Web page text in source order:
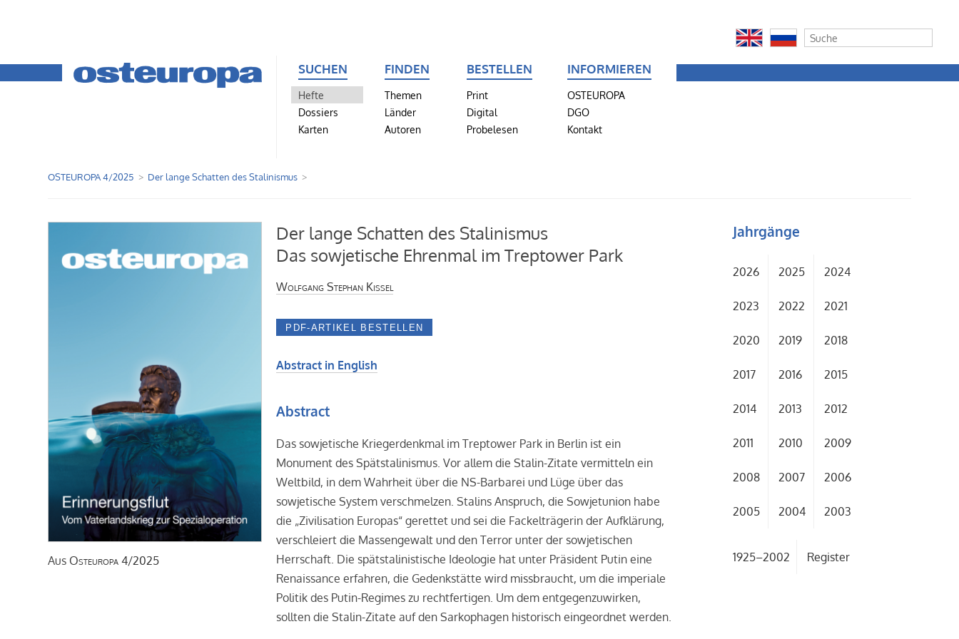
SUCHEN
Hefte
Dossiers
Karten
FINDEN
Themen
Länder
Autoren
BESTELLEN
Print
Digital
Probelesen
INFORMIEREN
OSTEUROPA
DGO
Kontakt
OSTEUROPA 4/2025 Der lange Schatten des Stalinismus
Aus Osteuropa 4/2025
Der lange Schatten des Stalinismus
Das sowjetische Ehrenmal im Treptower Park
Wolfgang Stephan Kissel
Abstract in English
Abstract
Das sowjetische Kriegerdenkmal im Treptower Park in Berlin ist ein
Monument des Spätstalinismus. Vor allem die Stalin-Zitate vermitteln ein
Weltbild, in dem Wahrheit über die NS-Barbarei und Lüge über das
sowjetische System verschmelzen. Stalins Anspruch, die Sowjetunion habe
die „Zivilisation Europas“ gerettet und sei die Fackelträgerin der Aufklärung,
verschleiert die Massengewalt und den Terror unter der sowjetischen
Herrschaft. Die spätstalinistische Ideologie hat unter Präsident Putin eine
Renaissance erfahren, die Gedenkstätte wird missbraucht, um die imperiale
Politik des Putin-Regimes zu rechtfertigen. Um dem entgegenzuwirken,
sollten die Stalin-Zitate auf den Sarkophagen historisch eingeordnet werden.
Jahrgänge
2026 2025 2024
2023 2022 2021
2020 2019 2018
2017 2016 2015
2014 2013 2012
2011 2010 2009
2008 2007 2006
2005 2004 2003
1925–2002 Register